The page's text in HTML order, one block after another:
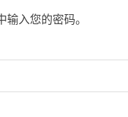
入您的密码。